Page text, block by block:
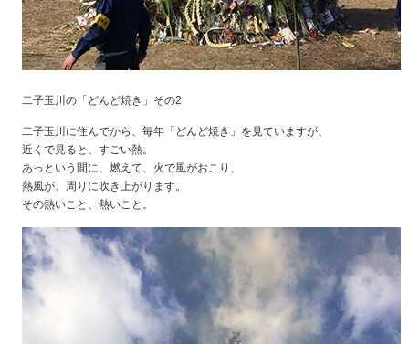
二子玉川の「どんど焼き」その2
二子玉川に住んでから、毎年「どんど焼き」を見ていますが、
近くで見ると、すごい熱。
あっという間に、燃えて、火で風がおこり、
熱風が、周りに吹き上がります。
その熱いこと、熱いこと。